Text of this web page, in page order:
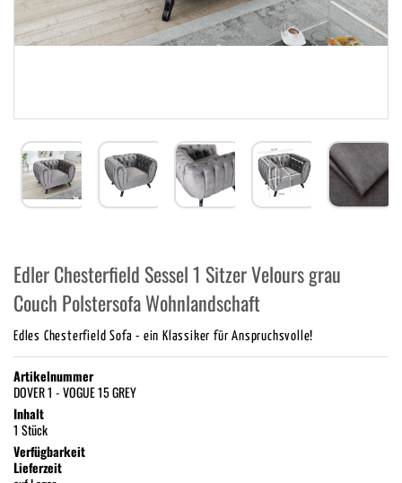
Edler Chesterfield Sessel 1 Sitzer Velours grau
Couch Polstersofa Wohnlandschaft
Edles Chesterfield Sofa - ein Klassiker für Anspruchsvolle!
Artikelnummer
DOVER 1 - VOGUE 15 GREY
Inhalt
1 Stück
Verfügbarkeit
Lieferzeit